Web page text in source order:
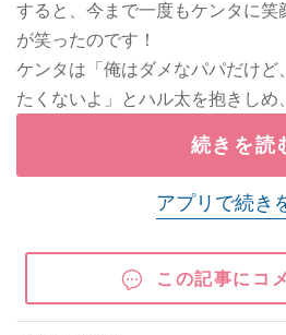
すると、今まで一度もケンタに笑
が笑ったのです！
ケンタは「俺はダメなパパだけど
たくないよ」とハル太を抱きしめ
続きを読
アプリで続き
この記事にコ